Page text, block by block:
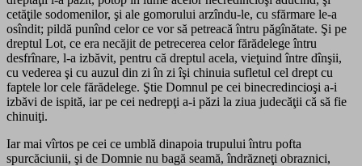
cetăţile sodomenilor, şi ale gomorului arzîndu-le, cu sfărmare le-a
osîndit; pildă punînd celor ce vor să petreacă întru păgînătate. Şi pe
dreptul Lot, ce era necăjit de petrecerea celor fărădelege întru
desfrînare, l-a izbăvit, pentru că dreptul acela, vieţuind între dînşii,
cu vederea şi cu auzul din zi în zi îşi chinuia sufletul cel drept cu
faptele lor cele fărădelege. Ştie Domnul pe cei binecredincioşi a-i
izbăvi de ispită, iar pe cei nedrepţi a-i păzi la ziua judecăţii că să fie
chinuiţi.
Iar mai vîrtos pe cei ce umblă dinapoia trupului întru pofta
spurcăciunii, şi de Domnie nu bagă seamă, îndrăzneţi obraznici,